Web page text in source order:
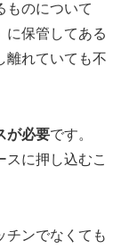
ものについて
に保管してある
離れていても不
が必要です。
スに押し込むこ
チンでなくても